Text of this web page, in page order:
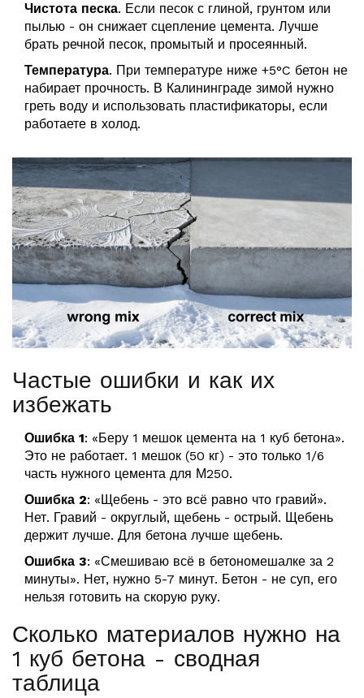
Чистота песка. Если песок с глиной, грунтом или
пылью - он снижает сцепление цемента. Лучше
брать речной песок, промытый и просеянный.
Температура. При температуре ниже +5°C бетон не
набирает прочность. В Калининграде зимой нужно
греть воду и использовать пластификаторы, если
работаете в холод.
Частые ошибки и как их
избежать
Ошибка 1: «Беру 1 мешок цемента на 1 куб бетона».
Это не работает. 1 мешок (50 кг) - это только 1/6
часть нужного цемента для М250.
Ошибка 2: «Щебень - это всё равно что гравий».
Нет. Гравий - округлый, щебень - острый. Щебень
держит лучше. Для бетона лучше щебень.
Ошибка 3: «Смешиваю всё в бетономешалке за 2
минуты». Нет, нужно 5-7 минут. Бетон - не суп, его
нельзя готовить на скорую руку.
Сколько материалов нужно на
1 куб бетона - сводная
таблица